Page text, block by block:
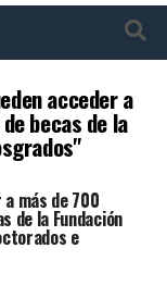
acceder a
becas de la
más de 700
de la Fundación
e